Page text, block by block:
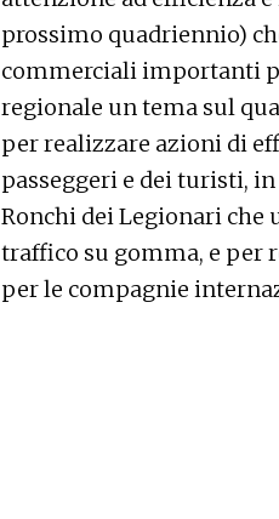
prossimo quadriennio)
commerciali importanti
regionale un tema sul
per realizzare azioni di
passeggeri e dei turisti,
Ronchi dei Legionari che
traffico su gomma, e per
per le compagnie